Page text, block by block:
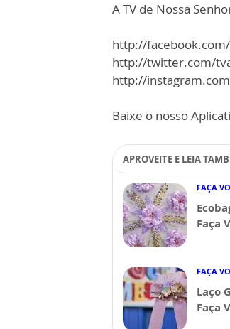
A TV de Nossa
http://
http://twitter.com/
http://
Baixe o nosso
APROVEITE E LEIA
FAÇA
Faça
FAÇA
Laço
Faça